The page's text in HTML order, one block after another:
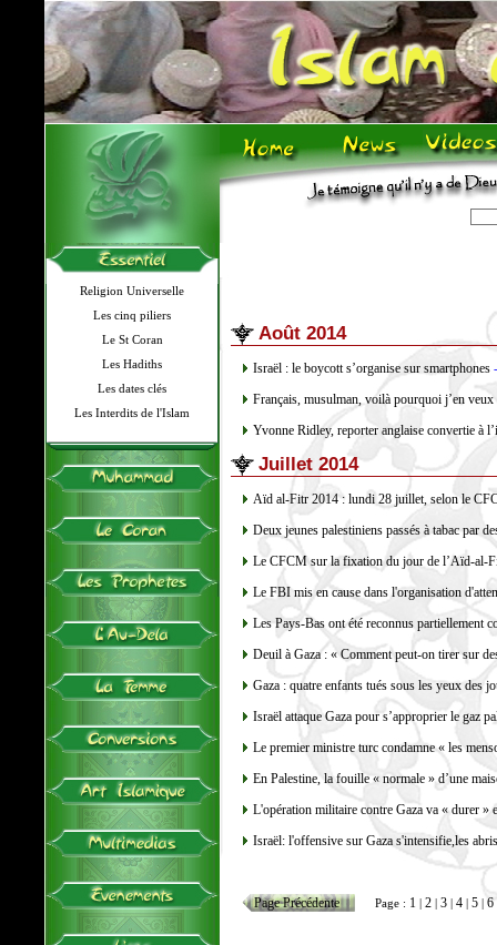
Religion Universelle
Les cinq piliers
Le St Coran
Les Hadiths
Les dates clés
Les Interdits de l'Islam
Août 2014
Israël : le boycott s’organise sur smartphones
Français, musulman, voilà pourquoi j’en veux
Yvonne Ridley, reporter anglaise convertie à
Juillet 2014
Aïd al-Fitr 2014 : lundi 28 juillet, selon le
Deux jeunes palestiniens passés à tabac par
Le CFCM sur la fixation du jour de l’Aïd-al-
Le FBI mis en cause dans l'organisation
Les Pays-Bas ont été reconnus partiellement
Deuil à Gaza : « Comment peut-on tirer sur
Gaza : quatre enfants tués sous les yeux des
Israël attaque Gaza pour s’approprier le gaz
Le premier ministre turc condamne « les
En Palestine, la fouille « normale » d’une
L'opération militaire contre Gaza va « durer »
Israël: l'offensive sur Gaza s'intensifie,les
Page Précédente Page : 1 | 2 | 3 | 4 | 5 | 6